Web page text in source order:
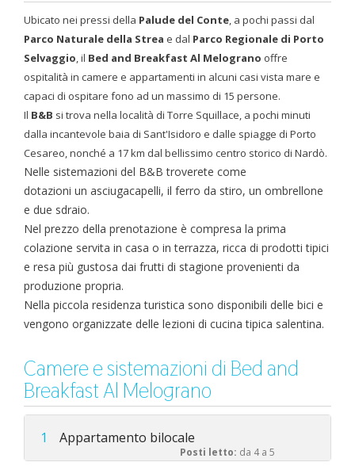
Ubicato nei pressi della Palude del Conte, a pochi passi dal
Parco Naturale della Strea e dal Parco Regionale di Porto
Selvaggio, il Bed and Breakfast Al Melograno offre
ospitalità in camere e appartamenti in alcuni casi vista mare e
capaci di ospitare fono ad un massimo di 15 persone.
Il B&B si trova nella località di Torre Squillace, a pochi minuti
dalla incantevole baia di Sant'Isidoro e dalle spiagge di Porto
Cesareo, nonché a 17 km dal bellissimo centro storico di Nardò.
Nelle sistemazioni del B&B troverete come
dotazioni un asciugacapelli, il ferro da stiro, un ombrellone
e due sdraio.
Nel prezzo della prenotazione è compresa la prima
colazione servita in casa o in terrazza, ricca di prodotti tipici
e resa più gustosa dai frutti di stagione provenienti da
produzione propria.
Nella piccola residenza turistica sono disponibili delle bici e
vengono organizzate delle lezioni di cucina tipica salentina.
Camere e sistemazioni di Bed and
Breakfast Al Melograno
1 Appartamento bilocale
Posti letto: da 4 a 5